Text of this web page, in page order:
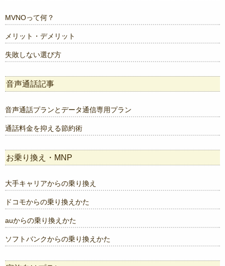
MVNOって何？
メリット・デメリット
失敗しない選び方
音声通話記事
音声通話プランとデータ通信専用プラン
通話料金を抑える節約術
お乗り換え・MNP
大手キャリアからの乗り換え
ドコモからの乗り換えかた
auからの乗り換えかた
ソフトバンクからの乗り換えかた